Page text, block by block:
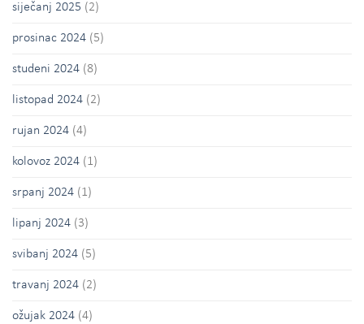
siječanj 2025 (2)
prosinac 2024 (5)
studeni 2024 (8)
listopad 2024 (2)
rujan 2024 (4)
kolovoz 2024 (1)
srpanj 2024 (1)
lipanj 2024 (3)
svibanj 2024 (5)
travanj 2024 (2)
ožujak 2024 (4)